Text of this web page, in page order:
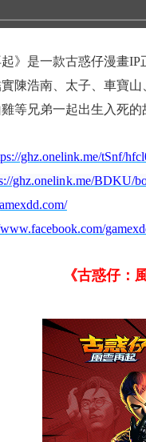
起》是一款古惑仔漫畫
陳浩南、太子、車寶
等兄弟一起出生入死
ghz.onelink.me/tSnf/
ghz.onelink.me/BDKU/
《古惑仔：